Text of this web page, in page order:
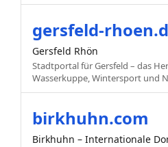
gersfeld-
Gersfeld Rhön
Stadtportal für Gersfeld – das
Wasserkuppe, Wintersport und
birkhuhn.com
Birkhuhn – Internationale